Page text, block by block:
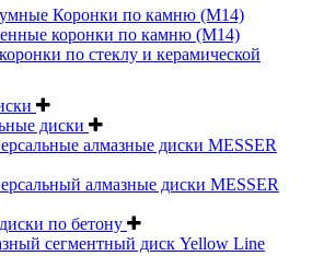
Коронки по камню (M14)
коронки по камню (M14)
по стеклу и керамической
диски
алмазные диски MESSER
алмазные диски MESSER
по бетону
сегментный диск Yellow Line